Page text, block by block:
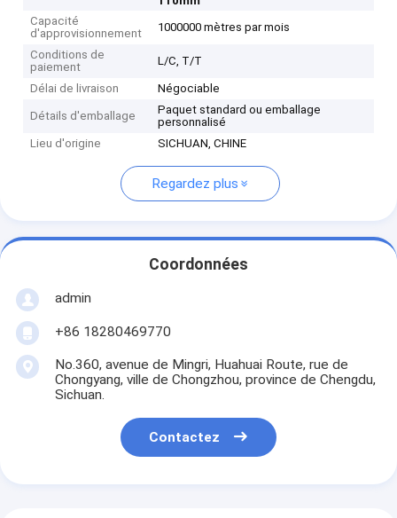
Capacité
d'approvisionnement
1000000 mètres par mois
Conditions de
paiement
L/C, T/T
Délai de livraison Négociable
Détails d'emballage
Paquet standard ou emballage
personnalisé
Lieu d'origine
SICHUAN, CHINE
Regardez plus
Coordonnées
admin
+86 18280469770
No.360, avenue de Mingri, Huahuai Route, rue de
Chongyang, ville de Chongzhou, province de Chengdu,
Sichuan.
Contactez